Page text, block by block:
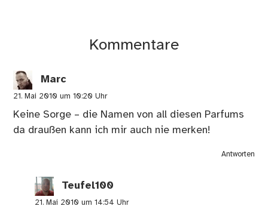
Kommentare
Marc
21. Mai 2010 um 10:20 Uhr
Keine Sorge – die Namen von all diesen Parfums
da draußen kann ich mir auch nie merken!
Antworten
Teufel100
21. Mai 2010 um 14:54 Uhr